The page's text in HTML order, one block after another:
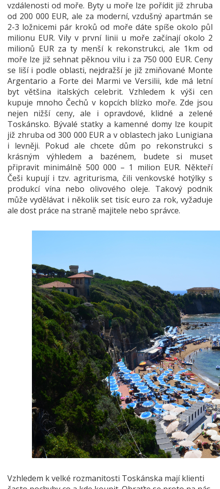
vzdálenosti od moře. Byty u moře lze pořídit již zhruba
od 200 000 EUR, ale za moderní, vzdušný apartmán se
2-3 ložnicemi pár kroků od moře dáte spíše okolo půl
milionu EUR. Vily v první linii u moře začínají okolo 2
milionů EUR za ty menší k rekonstrukci, ale 1km od
moře lze již sehnat pěknou vilu i za 750 000 EUR. Ceny
se liší i podle oblasti, nejdražší je již zmiňované Monte
Argentario a Forte dei Marmi ve Versilii, kde má letní
byt většina italských celebrit. Vzhledem k výši cen
kupuje mnoho Čechů v kopcích blízko moře. Zde jsou
nejen nižší ceny, ale i opravdové, klidné a zelené
Toskánsko. Bývalé statky a kamenné domy lze koupit
již zhruba od 300 000 EUR a v oblastech jako Lunigiana
i levněji. Pokud ale chcete dům po rekonstrukci s
krásným výhledem a bazénem, budete si muset
připravit minimálně 500 000 – 1 milion EUR. Někteří
Češi kupují i tzv. agriturisma, čili venkovské hotýlky s
produkcí vína nebo olivového oleje. Takový podnik
může vydělávat i několik set tisíc euro za rok, vyžaduje
ale dost práce na straně majitele nebo správce.
Vzhledem k velké rozmanitosti Toskánska mají klienti